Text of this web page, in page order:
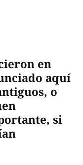
en
aquí
o
si